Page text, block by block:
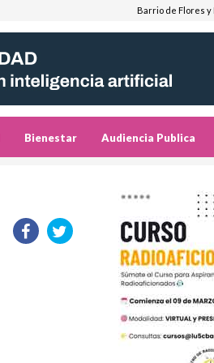
Barrio de Flores y
Bienestar Audiencia Publica